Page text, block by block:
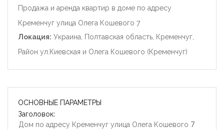
Продажа и аренда квартир в доме по адресу
Кременчуг улица Олега Кошевого 7
Локация: Украина, Полтавская область, Кременчуг,
Район ул.Киевская и Олега Кошевого (Кременчуг)
ОСНОВНЫЕ ПАРАМЕТРЫ
Заголовок:
Дом по адресу Кременчуг улица Олега Кошевого 7
Запомнить